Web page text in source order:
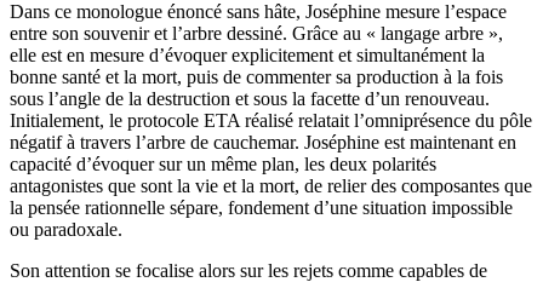
Dans ce monologue énoncé sans hâte, Joséphine mesure l’espace
entre son souvenir et l’arbre dessiné. Grâce au « langage arbre »,
elle est en mesure d’évoquer explicitement et simultanément la
bonne santé et la mort, puis de commenter sa production à la fois
sous l’angle de la destruction et sous la facette d’un renouveau.
Initialement, le protocole ETA réalisé relatait l’omniprésence du pôle
négatif à travers l’arbre de cauchemar. Joséphine est maintenant en
capacité d’évoquer sur un même plan, les deux polarités
antagonistes que sont la vie et la mort, de relier des composantes que
la pensée rationnelle sépare, fondement d’une situation impossible
ou paradoxale.
Son attention se focalise alors sur les rejets comme capables de